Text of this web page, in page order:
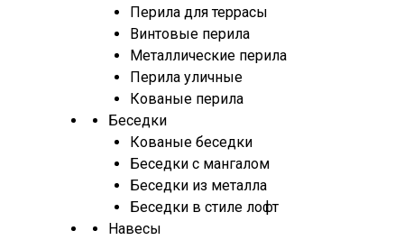
Перила для террасы
Винтовые перила
Металлические перила
Перила уличные
Кованые перила
Беседки
Кованые беседки
Беседки с мангалом
Беседки из металла
Беседки в стиле лофт
Навесы